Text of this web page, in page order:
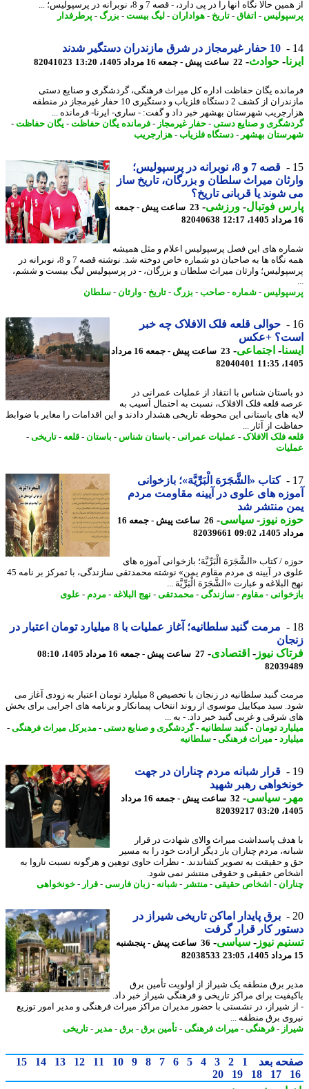
حالا نگاه آنها را در پی دارد، - قصه 7 و 8، نوبرانه در پرسپولیس؛ ...
-اتفاق-تاریخ- هواداران - لیگ بیست-بزرگ- پرطرفدار
10 حفار غیرمجاز در شرق مازندران دستگیر شدند
-حوادث -22 ساعت پیش - جمعه 16 مرداد 1405، 13:20 82041023
یگان حفاظت اداره کل میراث فرهنگی، گردشگری و صنایع دستی
مازندران از کشف 2 دستگاه فلزیاب و دستگیری 10 حفار غیرمجاز در منطقه
شهرستان بهشهر خبر داد و گفت: - ساری- ایرنا- فرمانده ...
و صنایع دستی-حفار غیرمجاز-فرمانده یگان حفاظت-یگان حفاظت-
بهشهر-دستگاه فلزیاب -هزارجریب
قصه 7 و 8، نوبرانه در پرسپولیس؛
میراث سلطان و بزرگان، تاریخ ساز
یا قربانی تاریخ؟
فوتبال-ورزشی-
23 ساعت پیش - جمعه
82040638
های این فصل پرسپولیس اعلام و مثل همیشه
همه نگاه ها به صاحبان دو شماره خاص دوخته شد. نوشته قصه 7 و 8، نوبرانه در
وارثان میراث سلطان و بزرگان، - در پرسپولیس لیگ بیست و ششم،
-شماره-صاحب-بزرگ- تاریخ- وارثان -سلطان
حوالی قلعه فلک الافلاک چه خبر
+عکس
-اجتماعی-
23 ساعت پیش - جمعه 16 مرداد
82040401
شناس با انتقاد از عملیات عمرانی در
قلعه فلک الافلاک، نسبت به احتمال آسیب به
های باستانی این محوطه تاریخی هشدار دادند و این اقدامات را مغایر با ضوابط
از آثار ...
فلک الافلاک-عملیات عمرانی- باستان شناس-باستان-قلعه -تاریخی -
کتاب «الشَّجَرَهَ الْبَرِّیَّهَ»؛ بازخوانی
های علوی در آیینه مقاومت مردم
منتشر شد
نیوز-سیاسی-
26 ساعت پیش - جمعه 16
09:02
82039661
/ کتاب «الشَّجَرَهَ الْبَرِّیَّهَ؛ بازخوانی آموزه های
علوی در آیینه ی مردم مقاوم یمن» نوشته محمدتقی سازندگی، با تمرکز بر نامه 45
البلاغه و عبارت «الشَّجَرَهَ الْبَرِّیَّهَ ...
- مقاوم-سازندگی-محمدتقی-نهج البلاغه-مردم- علوی
مرمت گنبد سلطانیه؛ آغاز عملیات با 8 میلیارد تومان اعتبار در
نیوز-اقتصادی-27 ساعت پیش - جمعه 16 مرداد 1405، 08:10
مرمت گنبد سلطانیه در زنجان با تخصیص 8 میلیارد تومان اعتبار به زودی آغاز می
سید میکاییل موسوی از روند انتخاب پیمانکار و برنامه های اجرایی برای بخش
شرقی و غربی گنبد خبر داد. - به ...
تومان-گنبد سلطانیه-گردشگری و صنایع دستی-مدیرکل میراث فرهنگی-
-میراث فرهنگی-سلطانیه
قرار شبانه مردم چناران در جهت
رهبر شهید
-سیاسی-
32 ساعت پیش - جمعه 16 مرداد
82039217
پاسداشت میراث والای شهادت در قرار
مردم چناران بار دیگر ارادت خود را به مسیر
حقیقت به تصویر کشاندند. - نظرات حاوی توهین و هرگونه نسبت ناروا به
حقیقی و حقوقی منتشر نمی شود.
- اشخاص حقیقی-منتشر-شبانه-زبان فارسی -قرار - خونخواهی
برق پایدار اماکن تاریخی شیراز در
کار قرار گرفت
نیوز-سیاسی-
36 ساعت پیش - پنجشنبه
82038533
برق منطقه یک شیراز از اولویت تأمین برق
برای مراکز تاریخی و فرهنگی شیراز خبر داد.
شیراز، در نشستی با حضور مدیران مراکز میراث فرهنگی و مدیر امور توزیع
برق منطقه ...
- فرهنگی-میراث فرهنگی-تأمین برق - برق - مدیر-تاریخی
بعد 1
2
3
4
5
6
7
8
9
10
11
12
13
14
15
17
18
19
20